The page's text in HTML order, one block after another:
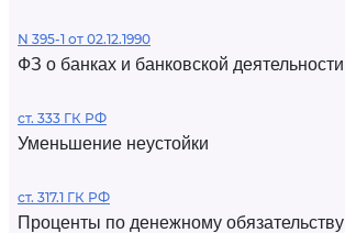
N 395-1 от 02.12.1990
ФЗ о банках и банковской деятельности
ст. 333 ГК РФ
Уменьшение неустойки
ст. 317.1 ГК РФ
Проценты по денежному обязательству